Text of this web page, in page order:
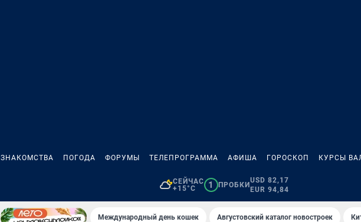
ЗНАКОМСТВА ПОГОДА ФОРУМЫ ТЕЛЕПРОГРАММА АФИША ГОРОСКОП КУРСЫ
СЕЙЧАС
+15°C
1 ПРОБКИ
USD 82,17
EUR 94,84
Международный день кошек Августовский каталог новостроек